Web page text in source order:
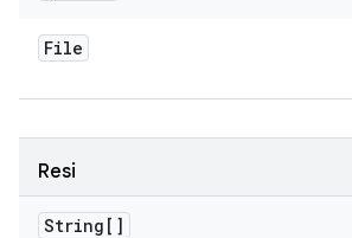
File
Resi
String[]